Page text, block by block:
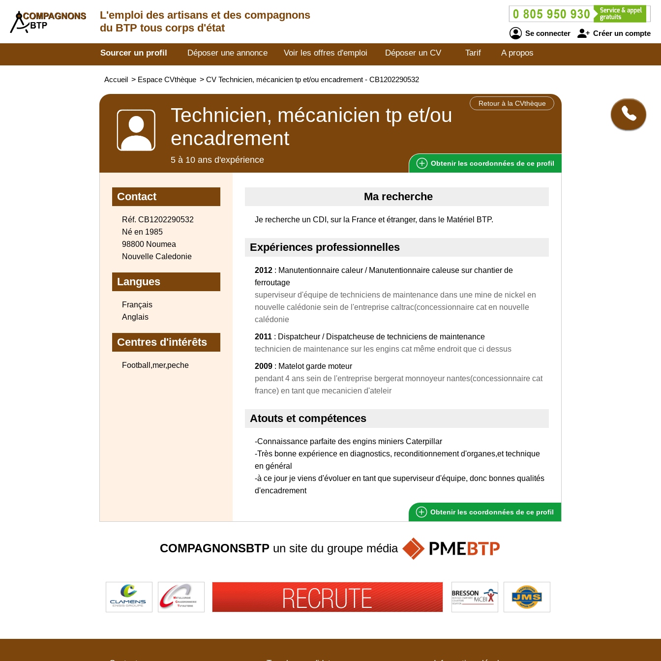
L'emploi des artisans et des compagnons
du BTP tous corps d'état
Se connecter Créer un compte
Sourcer un profil Déposer une annonce Voir les offres d'emploi Déposer un CV Tarif A propos
Accueil > Espace CVthèque > CV Technicien, mécanicien tp et/ou encadrement - CB1202290532
Retour à la CVthèque
Technicien, mécanicien tp et/ou
encadrement
5 à 10 ans d'expérience Obtenir les coordonnées de ce profil
Contact
Réf. CB1202290532
Né en 1985
98800 Noumea
Nouvelle Caledonie
Langues
Français
Anglais
Centres d'intérêts
Football,mer,peche
Ma recherche
Je recherche un CDI, sur la France et étranger, dans le Matériel BTP.
Expériences professionnelles
2012 : Manutentionnaire caleur / Manutentionnaire caleuse sur chantier de
ferroutage
superviseur d'équipe de techniciens de maintenance dans une mine de nickel en
nouvelle calédonie sein de l'entreprise caltrac(concessionnaire cat en nouvelle
calédonie
2011 : Dispatcheur / Dispatcheuse de techniciens de maintenance
technicien de maintenance sur les engins cat même endroit que ci dessus
2009 : Matelot garde moteur
pendant 4 ans sein de l'entreprise bergerat monnoyeur nantes(concessionnaire cat
france) en tant que mecanicien d'ateleir
Atouts et compétences
-Connaissance parfaite des engins miniers Caterpillar
-Très bonne expérience en diagnostics, reconditionnement d'organes,et technique
en général
-à ce jour je viens d'évoluer en tant que superviseur d'équipe, donc bonnes qualités
d'encadrement
Obtenir les coordonnées de ce profil
COMPAGNONSBTP un site du groupe média